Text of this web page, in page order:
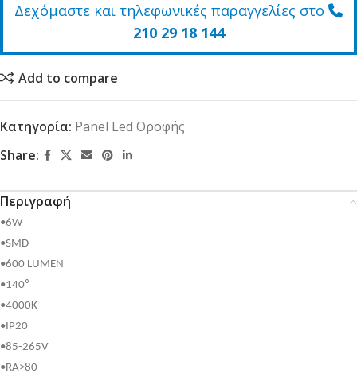
Δεχόμαστε και τηλεφωνικές παραγγελίες στο
210 29 18 144
Add to compare
Κατηγορία: Panel Led Οροφής
Share:
Περιγραφή
•6W
•SMD
•600 LUMEN
•140⁰
•4000K
•IP20
•85-265V
•RA>80